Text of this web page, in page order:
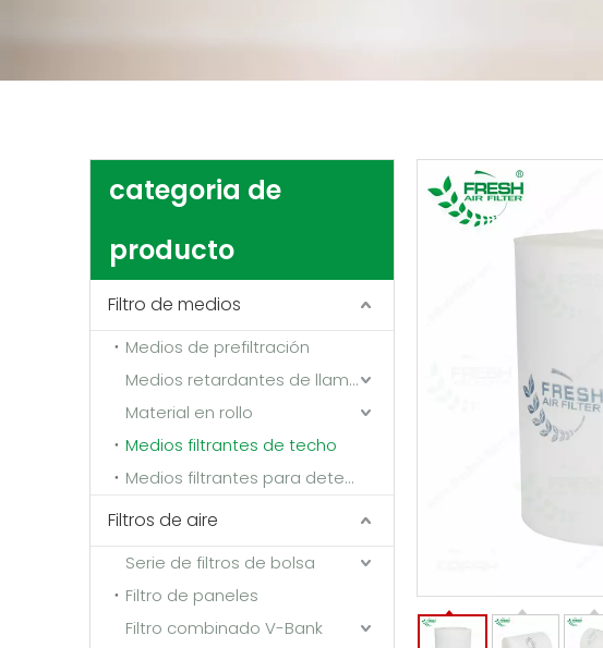
categoria de
producto
Filtro de medios
Medios de prefiltración
Medios retardantes de llama y resistentes a altas temperaturas.
Material en rollo
Medios filtrantes de techo
Medios filtrantes para detener la pintura
Filtros de aire
Serie de filtros de bolsa
Filtro de paneles
Filtro combinado V-Bank